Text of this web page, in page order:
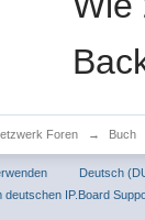
Foren → Buch
Deutsch
deutschen IP.Board